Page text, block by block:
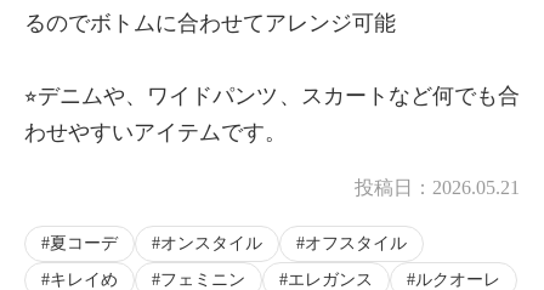
るのでボトムに合わせてアレンジ可能
⭐︎デニムや、ワイドパンツ、スカートなど何でも合
わせやすいアイテムです。
投稿日： 2026.05.21
夏コーデ オンスタイル
オフスタイル
キレイめ
フェミニン エレガンス
ルクオーレ